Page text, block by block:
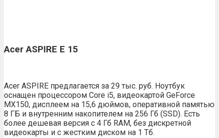
Acer ASPIRE E 15
Acer ASPIRE предлагается за 29 тыс. руб. Ноутбук
оснащен процессором Core i5, видеокартой GeForce
MX150, дисплеем на 15,6 дюймов, оперативной памятью
8 ГБ и внутренним накопителем на 256 Гб (SSD). Есть
более дешевая версия с 4 Гб RAM, без дискретной
видеокарты и с жестким диском на 1 Тб.